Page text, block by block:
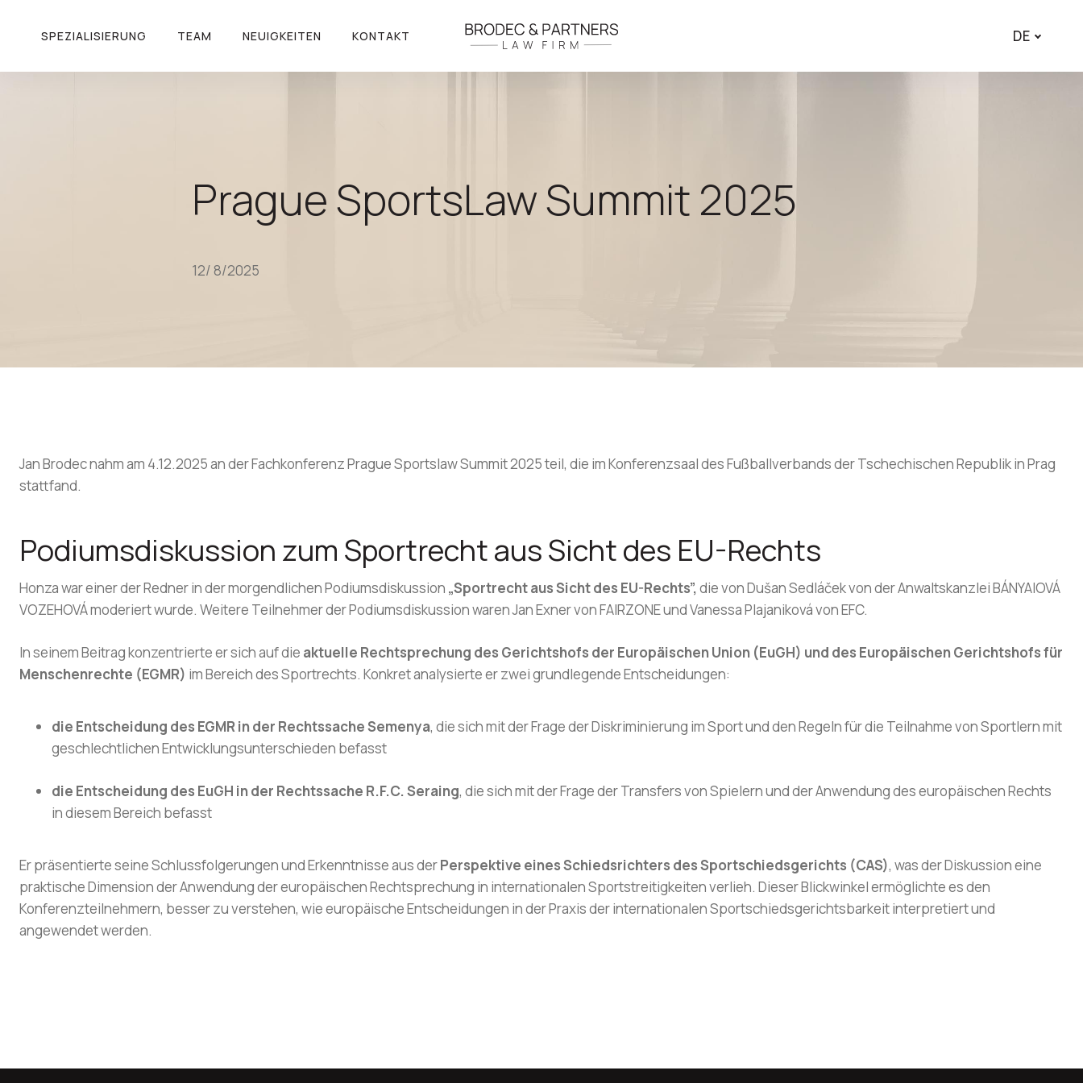
SPEZIALISIERUNG TEAM NEUIGKEITEN KONTAKT DE
Prague SportsLaw Summit 2025
12/ 8/2025
Jan Brodec nahm am 4.12.2025 an der Fachkonferenz Prague Sportslaw Summit 2025 teil, die im Konferenzsaal des Fußballverbands der Tschechischen Republik in Prag
stattfand.
Podiumsdiskussion zum Sportrecht aus Sicht des EU-Rechts
Honza war einer der Redner in der morgendlichen Podiumsdiskussion „Sportrecht aus Sicht des EU-Rechts”,die von Dušan Sedláček von der Anwaltskanzlei BÁNYAIOVÁ
VOZEHOVÁ moderiert wurde. Weitere Teilnehmer der Podiumsdiskussion waren Jan Exner von FAIRZONE und Vanessa Plajaniková von EFC.
In seinem Beitrag konzentrierte er sich auf die aktuelle Rechtsprechung des Gerichtshofs der Europäischen Union (EuGH) und des Europäischen Gerichtshofs für
Menschenrechte (EGMR) im Bereich des Sportrechts. Konkret analysierte er zwei grundlegende Entscheidungen:
die Entscheidung des EGMR in der Rechtssache Semenya, die sich mit der Frage der Diskriminierung im Sport und den Regeln für die Teilnahme von Sportlern mit
geschlechtlichen Entwicklungsunterschieden befasst
die Entscheidung des EuGH in der Rechtssache R.F.C. Seraing, die sich mit der Frage der Transfers von Spielern und der Anwendung des europäischen Rechts
in diesem Bereich befasst
Er präsentierte seine Schlussfolgerungen und Erkenntnisse aus derPerspektive eines Schiedsrichters des Sportschiedsgerichts (CAS), was der Diskussion eine
praktische Dimension der Anwendung der europäischen Rechtsprechung in internationalen Sportstreitigkeiten verlieh. Dieser Blickwinkel ermöglichte es den
Konferenzteilnehmern, besser zu verstehen, wie europäische Entscheidungen in der Praxis der internationalen Sportschiedsgerichtsbarkeit interpretiert und
angewendet werden.